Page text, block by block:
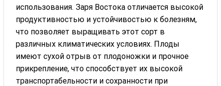
использования. Заря Востока отличается высокой
продуктивностью и устойчивостью к болезням,
что позволяет выращивать этот сорт в
различных климатических условиях. Плоды
имеют сухой отрыв от плодоножки и прочное
прикрепление, что способствует их высокой
транспортабельности и сохранности при